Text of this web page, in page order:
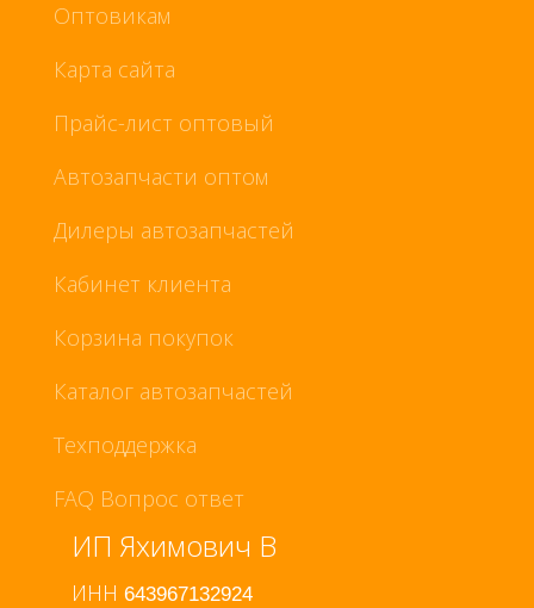
Оптовикам
Карта сайта
Прайс-лист оптовый
Автозапчасти оптом
Дилеры автозапчастей
Кабинет клиента
Корзина покупок
Каталог автозапчастей
Техподдержка
FAQ Вопрос ответ
ИП Яхимович В
ИНН 643967132924